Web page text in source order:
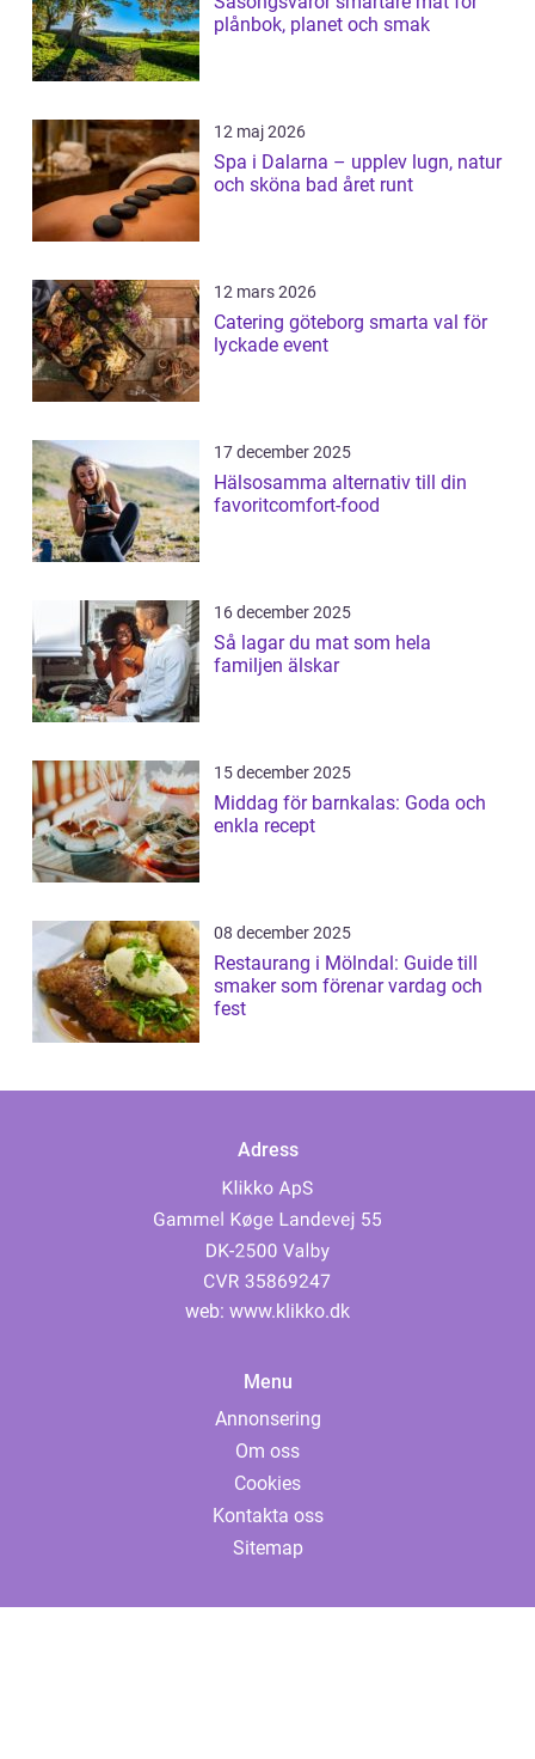
plånbok, planet och smak
12 maj 2026
Spa i Dalarna – upplev lugn, natur
och sköna bad året runt
12 mars 2026
Catering göteborg smarta val för
lyckade event
17 december 2025
Hälsosamma alternativ till din
favoritcomfort-food
16 december 2025
Så lagar du mat som hela
familjen älskar
15 december 2025
Middag för barnkalas: Goda och
enkla recept
08 december 2025
Restaurang i Mölndal: Guide till
smaker som förenar vardag och
fest
Adress
web: www.klikko.dk
Menu
Annonsering
Om oss
Cookies
Kontakta oss
Sitemap